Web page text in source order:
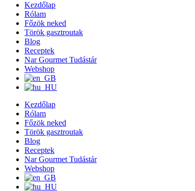
Kezdőlap
Rólam
Főzök neked
Török gasztroutak
Blog
Receptek
Nar Gourmet Tudástár
Webshop
Kezdőlap
Rólam
Főzök neked
Török gasztroutak
Blog
Receptek
Nar Gourmet Tudástár
Webshop